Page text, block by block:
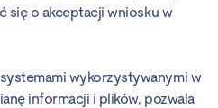
się o akceptacji wniosku w
wykorzystywanymi w
informacji i plików, pozwala